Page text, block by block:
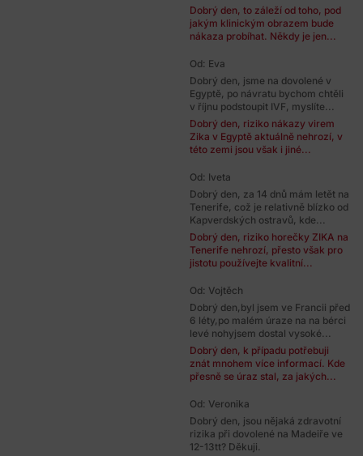
Dobrý den, to záleží od toho, pod
jakým klinickým obrazem bude
nákaza probíhat. Někdy je jen...
Od: Eva
Dobrý den, jsme na dovolené v
Egyptě, po návratu bychom chtěli
v říjnu podstoupit IVF, myslíte...
Dobrý den, riziko nákazy virem
Zika v Egyptě aktuálně nehrozí, v
této zemi jsou však i jiné...
Od: Iveta
Dobrý den, za 14 dnů mám letět na
Tenerife, což je relativně blízko od
Kapverdských ostravů, kde...
Dobrý den, riziko horečky ZIKA na
Tenerife nehrozí, přesto však pro
jistotu používejte kvalitní...
Od: Vojtěch
Dobrý den,byl jsem ve Francii před
6 léty,po malém úraze na na bérci
levé nohyjsem dostal vysoké...
Dobrý den, k případu potřebuji
znát mnohem více informací. Kde
přesně se úraz stal, za jakých...
Od: Veronika
Dobrý den, jsou nějaká zdravotní
rizika při dovolené na Madeiře ve
12-13tt? Děkuji.